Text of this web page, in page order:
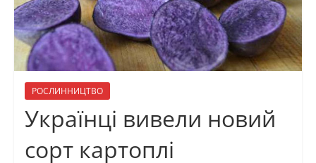
РОСЛИННИЦТВО
Українці вивели новий
сорт картоплі